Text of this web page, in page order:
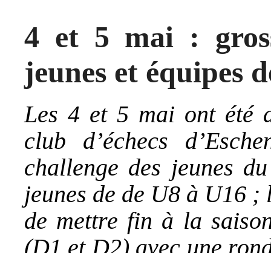
4 et 5 mai :
jeunes et équipes
Les 4 et 5 mai ont été
club d’échecs
challenge des jeunes
jeunes de de U8 à U16
de mettre fin à la
(D1 et D2) avec une